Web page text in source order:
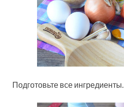
Подготовьте все ингредиенты.